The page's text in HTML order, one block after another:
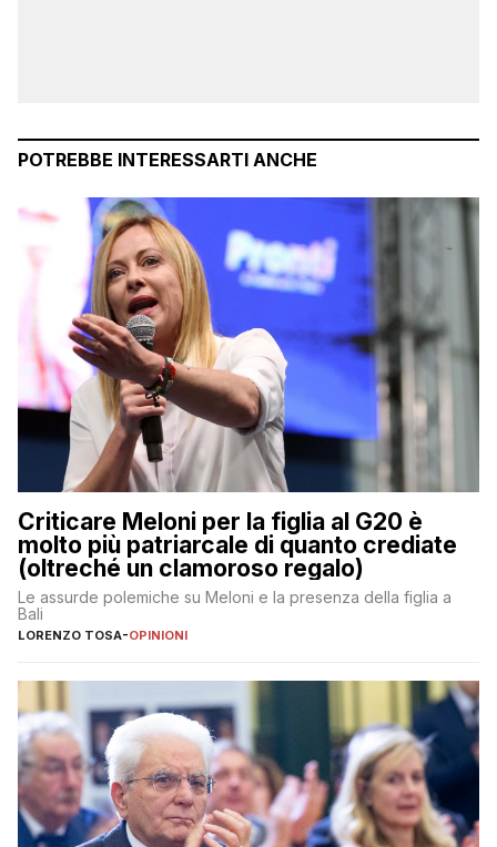
POTREBBE INTERESSARTI ANCHE
Criticare Meloni per la figlia al G20 è
molto più patriarcale di quanto crediate
(oltreché un clamoroso regalo)
Le assurde polemiche su Meloni e la presenza della figlia a
Bali
LORENZO TOSA-OPINIONI